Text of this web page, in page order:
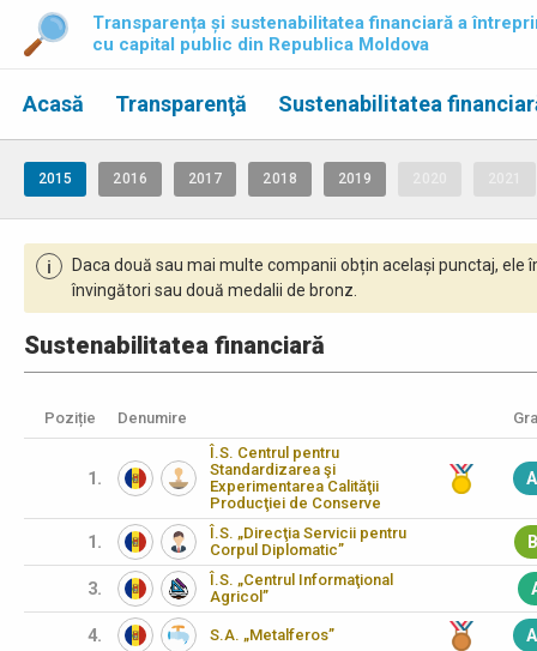
Transparența și sustenabilitatea financiară a
cu capital public din Republica Moldova
Acasă Transparenţă Sustenabilitatea
2015 2016 2017 2018 2019
i
Daca două sau mai multe companii obțin același punctaj,
învingători sau două medalii de bronz.
Sustenabilitatea financiară
Poziție Denumire
1.
Î.S. Centrul pentru
Standardizarea şi
Experimentarea Calităţii
Producţiei de Conserve
1.
Î.S. „Direcţia Servicii pentru
Corpul Diplomatic”
3.
Î.S. „Centrul Informaţional
Agricol”
4. S.A. „Metalferos”